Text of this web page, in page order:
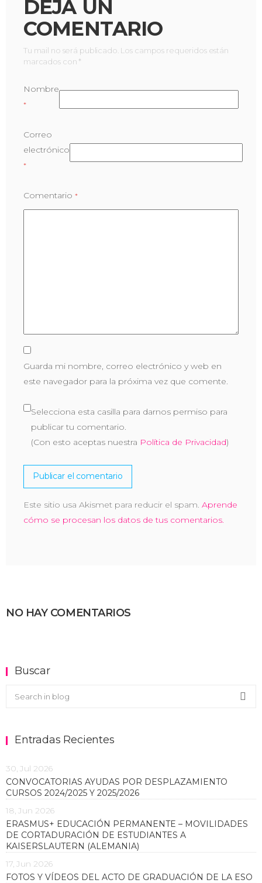
DEJA UN
COMENTARIO
Tu mail no será publicado. Los campos requeridos están
marcados con *
Nombre
*
Correo
electrónico
*
Comentario *
Guarda mi nombre, correo electrónico y web en
este navegador para la próxima vez que comente.
Selecciona esta casilla para darnos permiso para
publicar tu comentario.
(Con esto aceptas nuestra Política de Privacidad)
Este sitio usa Akismet para reducir el spam. Aprende
cómo se procesan los datos de tus comentarios.
NO HAY COMENTARIOS
Buscar
Buscar en el blog
Entradas Recientes
30, Jul 2026
CONVOCATORIAS AYUDAS POR DESPLAZAMIENTO
CURSOS 2024/2025 Y 2025/2026
18, Jun 2026
ERASMUS+ EDUCACIÓN PERMANENTE – MOVILIDADES
DE CORTADURACIÓN DE ESTUDIANTES A
KAISERSLAUTERN (ALEMANIA)
17, Jun 2026
FOTOS Y VÍDEOS DEL ACTO DE GRADUACIÓN DE LA ESO